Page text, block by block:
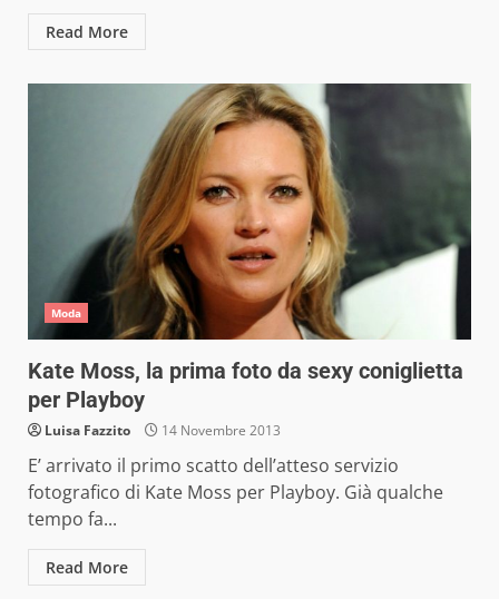
Read More
Moda
Kate Moss, la prima foto da sexy coniglietta
per Playboy
Luisa Fazzito 14 Novembre 2013
E’ arrivato il primo scatto dell’atteso servizio
fotografico di Kate Moss per Playboy. Già qualche
tempo fa...
Read More